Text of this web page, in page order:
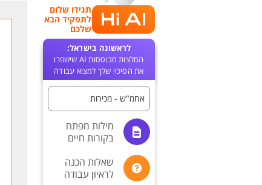
תגידו שלום
לתפקיד הבא
שלכם
לראשונה בישראל:
המלצות מבוססות AI שישפרו
את הסיכוי שלך למצוא עבודה
אחמ"ש - מכירות
מילות מפתח
בקורות חיים
שאלות הכנה
לראיון עבודה